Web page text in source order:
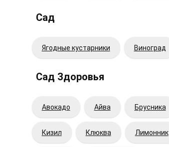
Сад
Ягодные кустарники Виноград
Сад Здоровья
Авокадо Айва Брусника
Кизил Клюква Лимонник